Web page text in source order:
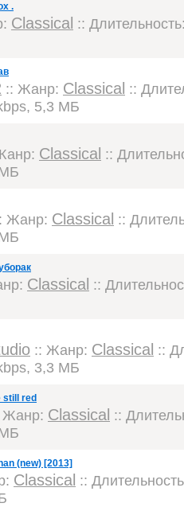
.
Classical ::
:: Жанр: Classical ::
5,3 МБ
Classical ::
Жанр: Classical ::
Classical ::
:: Жанр: Classical ::
3,3 МБ
still red
Жанр: Classical ::
(new) [2013]
Classical ::